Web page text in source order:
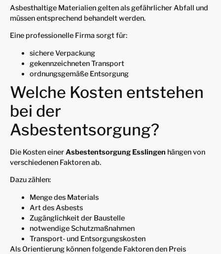
Asbesthaltige Materialien gelten als gefährlicher Abfall und
müssen entsprechend behandelt werden.
Eine professionelle Firma sorgt für:
sichere Verpackung
gekennzeichneten Transport
ordnungsgemäße Entsorgung
Welche Kosten entstehen
bei der
Asbestentsorgung?
Die Kosten einerAsbestentsorgung Esslingen hängen von
verschiedenen Faktoren ab.
Dazu zählen:
Menge des Materials
Art des Asbests
Zugänglichkeit der Baustelle
notwendige Schutzmaßnahmen
Transport- und Entsorgungskosten
Als Orientierung können folgende Faktoren den Preis